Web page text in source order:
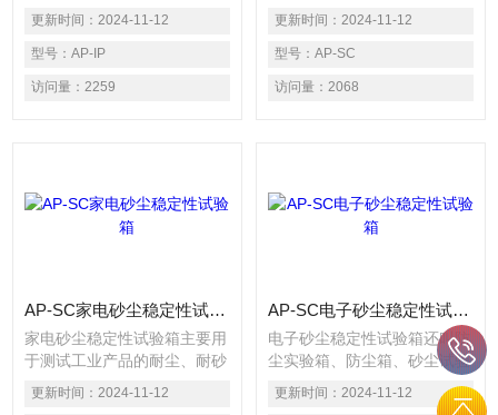
验箱等名称，是一款可以模拟
现实环境中的细砂或者灰尘提
前对工业机械或工业产品的破
坏性试验，也是为了防止相关
机械或者产品在实际应用中造
更新时间： 2024-11-12
型号： AP-IP
访问量： 2259
件、密封件在砂尘环境中防止
砂尘进入密封件和外壳的试
验。以检验电子电工产品、汽
车、摩托车零部件、密封件在
砂尘环境中的使用、贮存、运
为扰动例如车辆运动诱发的砂
尘空气环境条件。
更新时间： 2024-11-12
型号： AP-SC
访问量： 2068
AP-SC家电砂尘稳定性试验箱
家电砂尘稳定性试验箱主要用
于测试工业产品的耐尘、耐砂
干扰性能测试，能够模拟样品
在砂细石及灰尘满天飞的环境
更新时间： 2024-11-12
AP-SC电子砂尘稳定性试验箱
电子砂尘稳定性试验箱还叫防
尘实验箱、防尘箱、砂尘试验
箱、沙尘试验箱等名称，是一
款可以模拟现实环境中的细砂
更新时间： 2024-11-12